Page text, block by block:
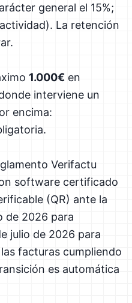
general el 15%;
La retención
1.000€ en
interviene un
encima:
Verifactu
software certificado
(QR) ante la
de 2026 para
julio de 2026 para
facturas cumpliendo
es automática